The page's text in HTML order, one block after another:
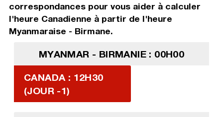
correspondances pour vous aider à calculer
l'heure Canadienne à partir de l'heure
Myanmaraise - Birmane.
MYANMAR - BIRMANIE : 00H00
CANADA : 12H30
(JOUR -1)